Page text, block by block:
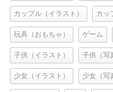
カップル（イラスト） カッ
玩具（おもちゃ） ゲーム
子供（イラスト） 子供（写
少女（イラスト） 少女（写